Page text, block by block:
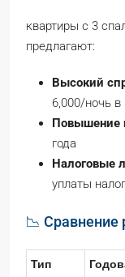
квартиры с 3
предлагают:
Высокий
6,000/ночь
Повышение
года
Налоговые
уплаты
📉 Сравнение
Тип